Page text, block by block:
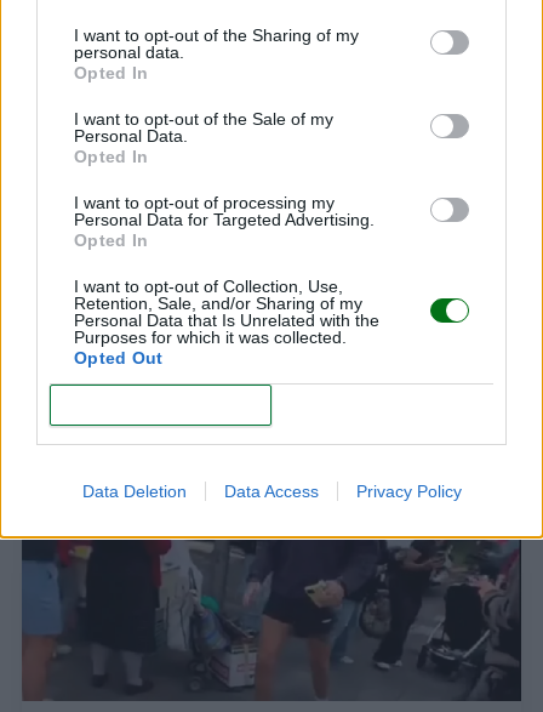
I want to opt-out of the Sharing of my
personal data.
Opted In
I want to opt-out of the Sale of my
Personal Data.
Opted In
I want to opt-out of processing my
Personal Data for Targeted Advertising.
Opted In
I want to opt-out of Collection, Use,
Retention, Sale, and/or Sharing of my
Personal Data that Is Unrelated with the
Purposes for which it was collected.
Opted Out
Data Deletion Data Access Privacy Policy
Te puede interesar…
Hablar al bebé en dos idiomas desde el
nacimiento: ¿le beneficia o lo confunde?
LEER
"No entendía que era mi hijo": despertó del coma
sin recordar que había dado a luz. ¿Qué pasó?